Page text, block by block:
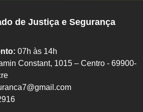
de Justiça e Segurança
07h às 14h
Constant, 1015 – Centro - 69900-